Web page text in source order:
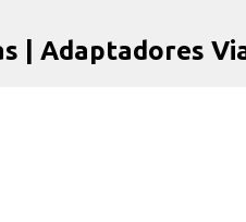
| Adaptadores